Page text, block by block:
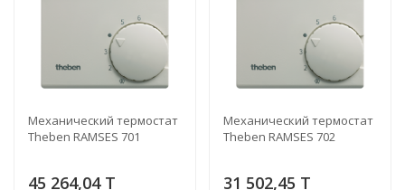
Механический термостат
Theben RAMSES 701
45 264,04 T
Механический термостат
Theben RAMSES 702
31 502,45 T